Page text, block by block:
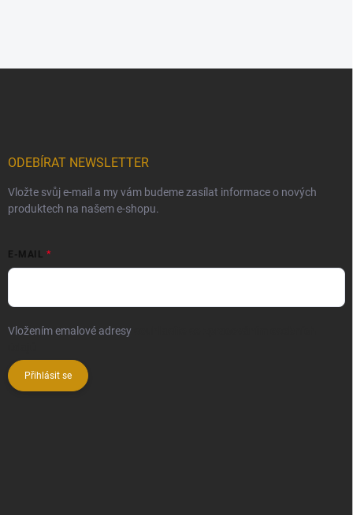
ODEBÍRAT NEWSLETTER
Vložte svůj e-mail a my vám budeme zasílat informace o nových
produktech na našem e-shopu.
E-MAIL
Vložením emalové adresy
Přihlásit se